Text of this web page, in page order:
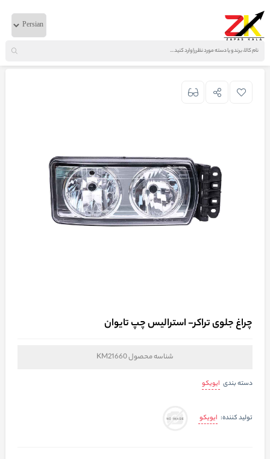
خانه لوازم بدنه ایویکو چراغ جلوی تراکر- استرالیس چپ تایوان
چراغ جلوی تراکر- استرالیس چپ تایوان
شناسه محصولKM21660
دسته بندی ایویکو
تولید کننده: ایویکو